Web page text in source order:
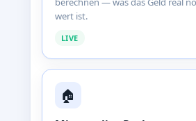
wert ist.
LIVE
🏠